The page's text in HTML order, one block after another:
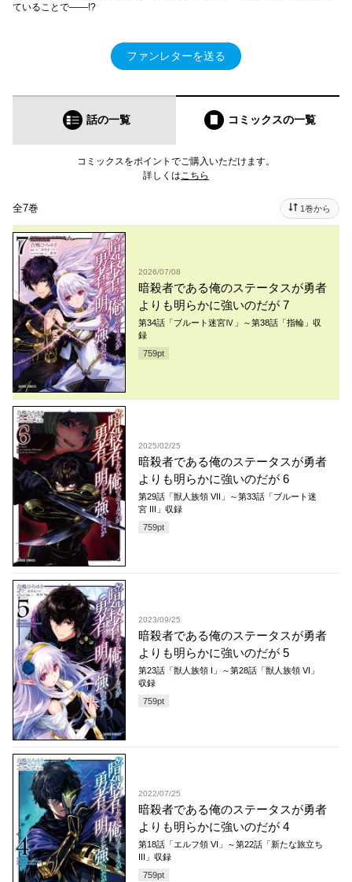
ていることで――!?
ファンレターを送る
話の一覧 コミックスの一覧
コミックスをポイントでご購入いただけます。
詳しくはこちら
全7巻 1巻から
2026/07/08
暗殺者である俺のステータスが勇者
よりも明らかに強いのだが 7
第34話「ブルート迷宮Ⅳ」～第38話「指輪」収
録
759pt
2025/02/25
暗殺者である俺のステータスが勇者
よりも明らかに強いのだが 6
第29話「獣人族領 VII」～第33話「ブルート迷
宮 III」収録
759pt
2023/09/25
暗殺者である俺のステータスが勇者
よりも明らかに強いのだが 5
第23話「獣人族領 I」～第28話「獣人族領 VI」
収録
759pt
2022/07/25
暗殺者である俺のステータスが勇者
よりも明らかに強いのだが 4
第18話「エルフ領 VI」～第22話「新たな旅立ち
III」収録
759pt